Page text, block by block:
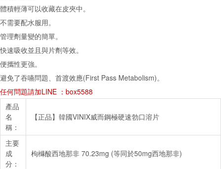
體積輕薄可以收藏在皮夾中。
不需要配水服用。
管理劑量變的簡單。
快速吸收並且與片劑等效。
便攜性更強。
避免了吞嚥問題、首渡效應(First Pass Metabolism)。
任何問題請加LINE ：box5588
產品
名
稱：
【正品】韓國VINIX威而鋼極硬速勃口溶片
主要
成
分：
枸櫞酸西地那非 70.23mg (等同於50mg西地那非)